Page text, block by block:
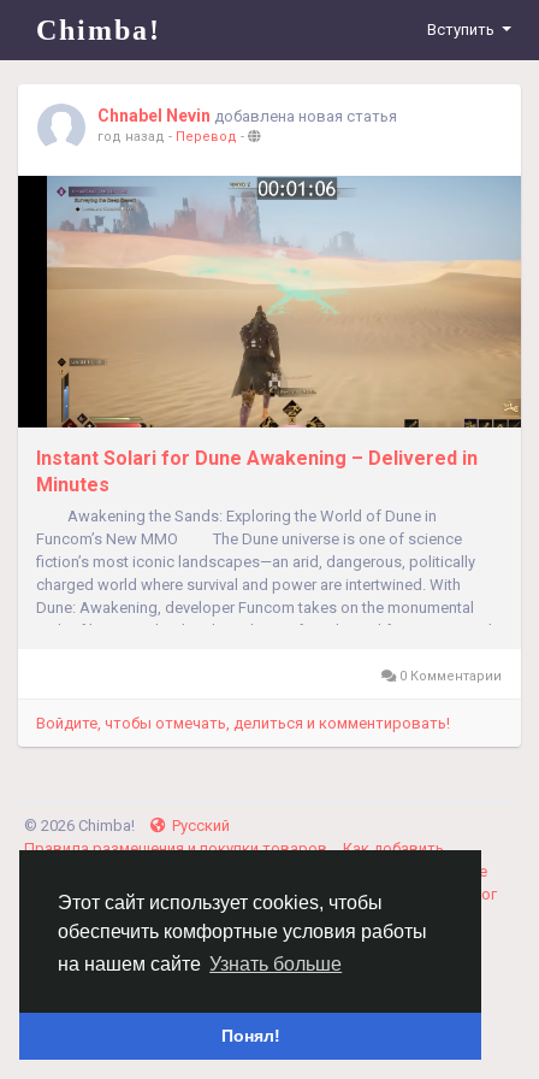
Этот сайт использует cookies, чтобы
обеспечить комфортные условия работы
на нашем сайте Узнать больше
Понял!
Chimba! Вступить
Chnabel Nevin добавлена новая статья
год назад - Перевод -
Instant Solari for Dune Awakening – Delivered in
Minutes
Awakening the Sands: Exploring the World of Dune in
Funcom’s New MMO The Dune universe is one of science
fiction’s most iconic landscapes—an arid, dangerous, politically
charged world where survival and power are intertwined. With
Dune: Awakening, developer Funcom takes on the monumental
task of bringing the desolate planet of Arrakis to life in a massively
0 Комментарии
Войдите, чтобы отмечать, делиться и комментировать!
© 2026 Chimba!
Русский
Правила размещения и покупки товаров
Как добавить
Соглашение
Политика Конфиденциальности
Свяжитесь с нами Каталог